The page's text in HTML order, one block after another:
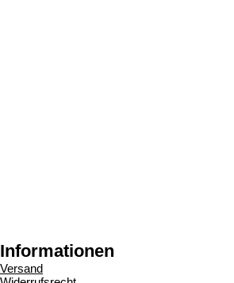
Informationen
Versand